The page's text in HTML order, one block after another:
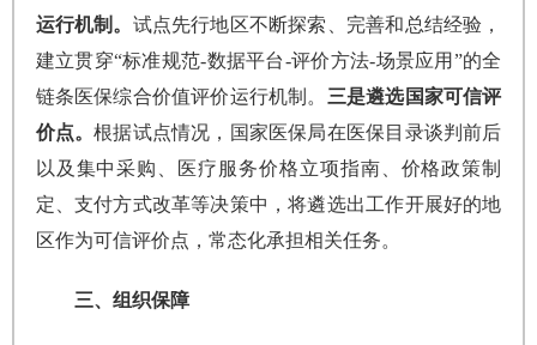
运行机制。 试点先行地区不断探索、完善和总结经验，
建立贯穿“标准规范-数据平台-评价方法-场景应用”的全
链条医保综合价值评价运行机制。 三是遴选国家可信评
价点。根据试点情况，国家医保局在医保目录谈判前后
以及集中采购、医疗服务价格立项指南、价格政策制
定、支付方式改革等决策中，将遴选出工作开展好的地
区作为可信评价点，常态化承担相关任务。
三、组织保障